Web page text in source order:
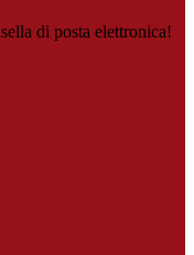
di posta elettronica!